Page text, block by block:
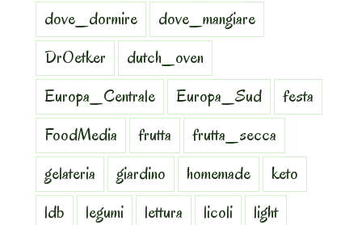
dove_dormire
dove_mangiare
DrOetker
dutch_oven
Europa_Centrale
Europa_Sud
festa
FoodMedia
frutta
frutta_secca
gelateria
giardino homemade
keto
ldb
legumi lettura licoli
light